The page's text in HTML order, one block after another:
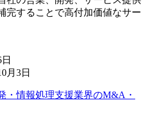
完することで高付加価値なサー
月3日
・情報処理支援業界のM&A・